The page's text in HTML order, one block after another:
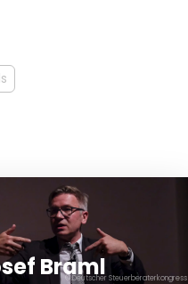
© Deutscher Steuerberaterkongress
Braml